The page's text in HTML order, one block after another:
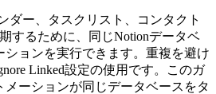
ダー、タスクリスト、コンタクト
するために、同じNotionデータベ
ションを実行できます。重複を避け
Linked設定の使用です。このガ
メーションが同じデータベースをタ